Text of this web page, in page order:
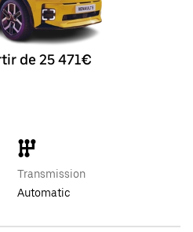
de 25 471€
Transmission
Automatic